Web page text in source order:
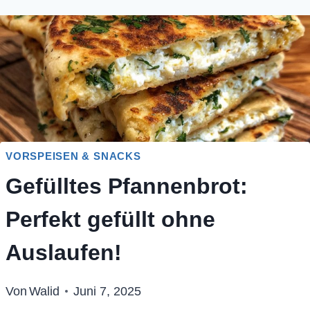
VORSPEISEN & SNACKS
Gefülltes Pfannenbrot:
Perfekt gefüllt ohne
Auslaufen!
Von Walid Juni 7, 2025